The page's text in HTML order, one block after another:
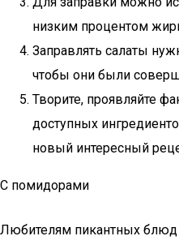
низким процентом
Заправлять салаты
чтобы они были
Творите, проявляйте
доступных
новый интересный
С помидорами
Любителям пикантных блюд